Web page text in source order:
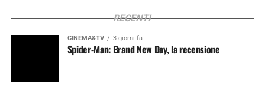
RECENTI
CINEMA&TV 3 giorni fa
Spider-Man: Brand New Day, la recensione